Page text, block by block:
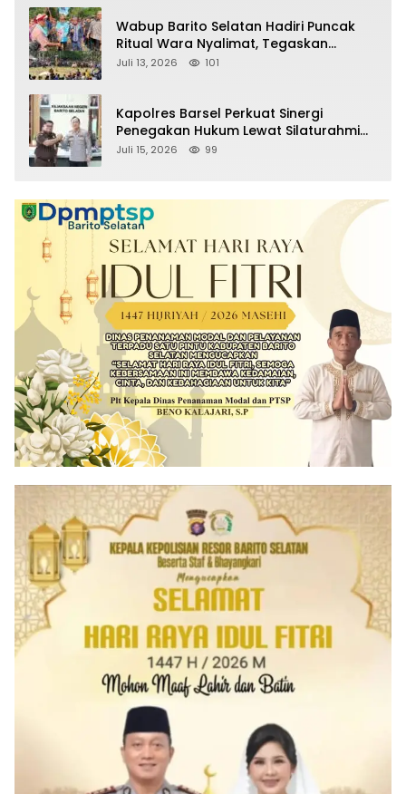
Wabup Barito Selatan Hadiri Puncak
Ritual Wara Nyalimat, Tegaskan
Komitmen Lestarikan Budaya Dayak
Juli 13, 2026 101
Kapolres Barsel Perkuat Sinergi
Penegakan Hukum Lewat Silaturahmi
dengan Kajari Barito Selatan
Juli 15, 2026 99